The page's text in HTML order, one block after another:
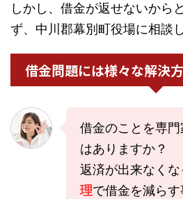
しかし、借金が返せないから
ず、中川郡幕別町役場に相談
借金問題には様々な解決
借金のことを専
はありますか？
返済が出来なく
理で借金を減ら